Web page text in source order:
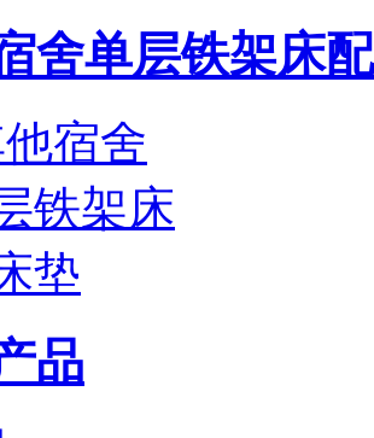
舍单层铁架床
品